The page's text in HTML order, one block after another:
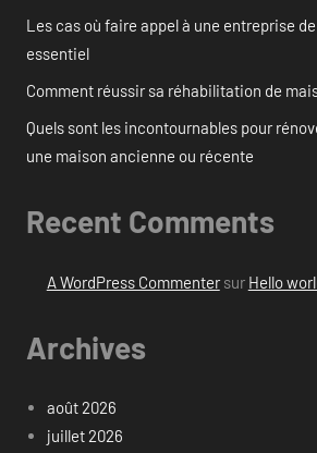
Les cas où faire appel à une entreprise
essentiel
Comment réussir sa réhabilitation de
Quels sont les incontournables pour
une maison ancienne ou récente
Recent Comments
A WordPress Commentersur Hello
Archives
août 2026
juillet 2026